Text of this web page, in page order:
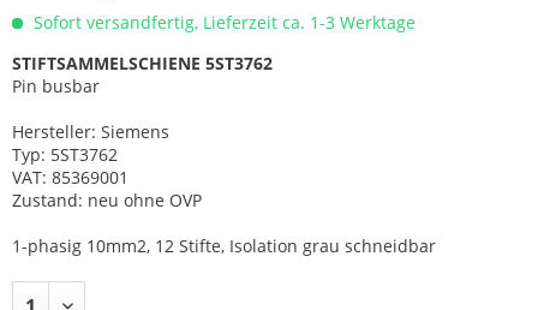
Sofort versandfertig, Lieferzeit ca. 1-3 Werktage
STIFTSAMMELSCHIENE 5ST3762
Pin busbar
Hersteller: Siemens
Typ: 5ST3762
VAT: 85369001
Zustand: neu ohne OVP
1-phasig 10mm2, 12 Stifte, Isolation grau schneidbar